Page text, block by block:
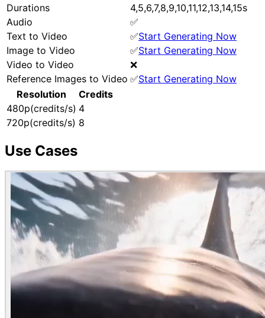
Durations
4,5,6,7,8,9,10,11,12,13,14,15s
Audio
✅
Text to Video
✅Start Generating Now
Image to Video
✅Start Generating Now
Video to Video
❌
Reference Images to Video ✅Start Generating Now
Resolution
Credits
480p(credits/s) 4
720p(credits/s) 8
Use Cases